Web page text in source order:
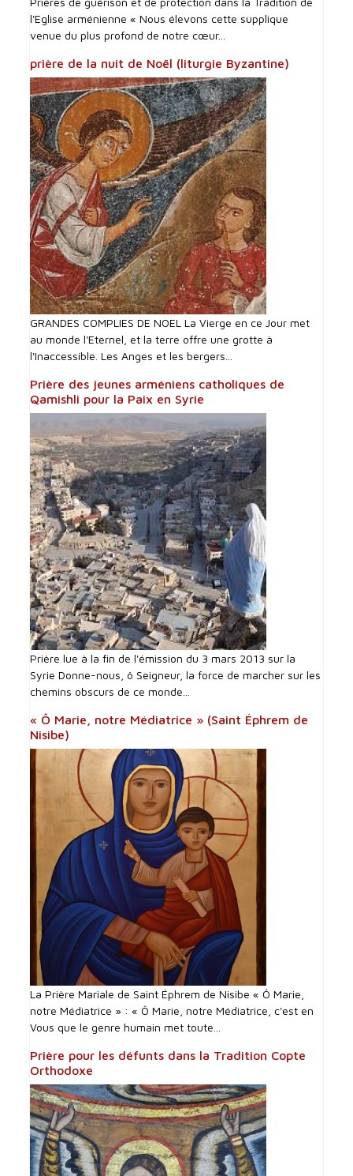
l'Eglise arménienne « Nous élevons cette supplique
venue du plus profond de notre cœur...
prière de la nuit de Noël (liturgie Byzantine)
GRANDES COMPLIES DE NOEL La Vierge en ce Jour met
au monde l'Eternel, et la terre offre une grotte à
l'Inaccessible. Les Anges et les bergers...
Prière des jeunes arméniens catholiques de
Qamishli pour la Paix en Syrie
Prière lue à la fin de l'émission du 3 mars 2013 sur la
Syrie Donne-nous, ô Seigneur, la force de marcher sur les
chemins obscurs de ce monde...
« Ô Marie, notre Médiatrice » (Saint Éphrem de
Nisibe)
La Prière Mariale de Saint Éphrem de Nisibe « Ô Marie,
notre Médiatrice » : « Ô Marie, notre Médiatrice, c'est en
Vous que le genre humain met toute...
Prière pour les défunts dans la Tradition Copte
Orthodoxe